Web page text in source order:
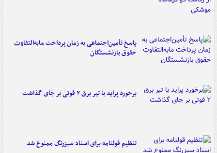
پاسخ تأمین‌اجتماعی به زمان پرداخت مابه‌التفاوت
حقوق بازنشستگان
برخورد پراید با تیر برق ۲ فوتی بر جای گذاشت
تنظیم قولنامه برای اسناد سبزرنگ ممنوع شد